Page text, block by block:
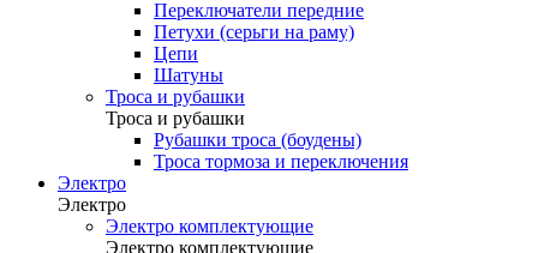
Переключатели передние
Петухи (серьги на раму)
Цепи
Шатуны
Троса и рубашки
Троса и рубашки
Рубашки троса (боудены)
Троса тормоза и переключения
Электро
Электро
Электро комплектующие
Электро комплектующие